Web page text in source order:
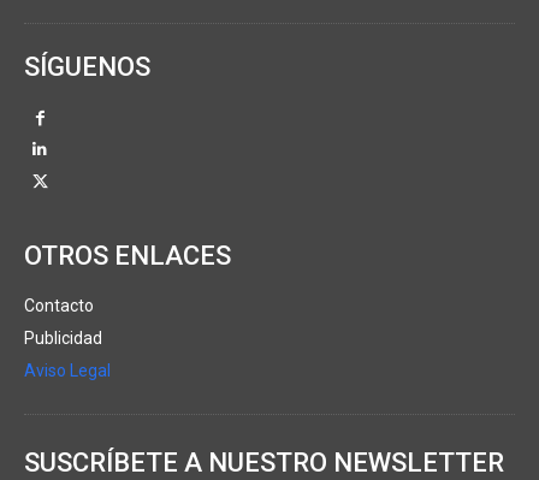
SÍGUENOS
OTROS ENLACES
Contacto
Publicidad
Aviso Legal
SUSCRÍBETE A NUESTRO NEWSLETTER